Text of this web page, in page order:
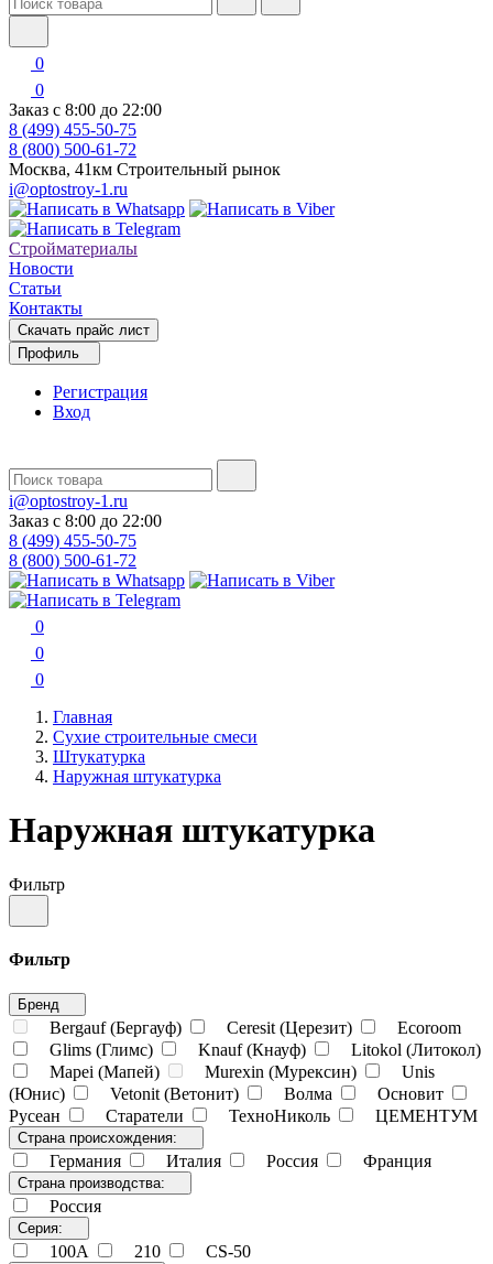
0
0
Заказ с 8:00 до 22:00
8 (499) 455-50-75
8 (800) 500-61-72
Москва, 41км Строительный рынок
i@optostroy-1.ru
Стройматериалы
Новости
Статьи
Контакты
Скачать прайс лист
Профиль
Регистрация
Вход
i@optostroy-1.ru
Заказ с 8:00 до 22:00
8 (499) 455-50-75
8 (800) 500-61-72
0
0
0
Главная
Сухие строительные смеси
Штукатурка
Наружная штукатурка
Наружная штукатурка
Фильтр
Фильтр
Бренд
Bergauf (Бергауф) Ceresit (Церезит)
Ecoroom
Glims (Глимс)
Knauf (Кнауф)
Litokol (Литокол)
Mapei (Мапей)
Murexin (Мурексин)
Unis
(Юнис)
Vetonit (Ветонит) Волма
Основит
Русеан
Старатели ТехноНиколь ЦЕМЕНТУМ
Страна происхождения:
Германия Италия Россия Франция
Страна производства:
Россия
Серия:
100А 210 CS-50